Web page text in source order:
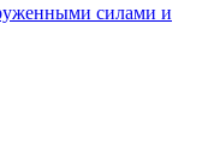
силами и